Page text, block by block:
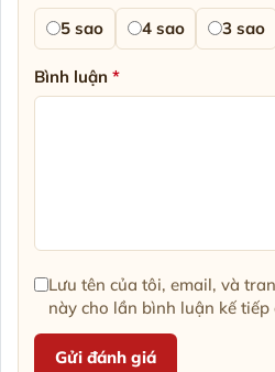
5 sao
4 sao 3 sao
Bình luận*
Lưu tên của tôi, email, và
này cho lần bình luận kế tiếp